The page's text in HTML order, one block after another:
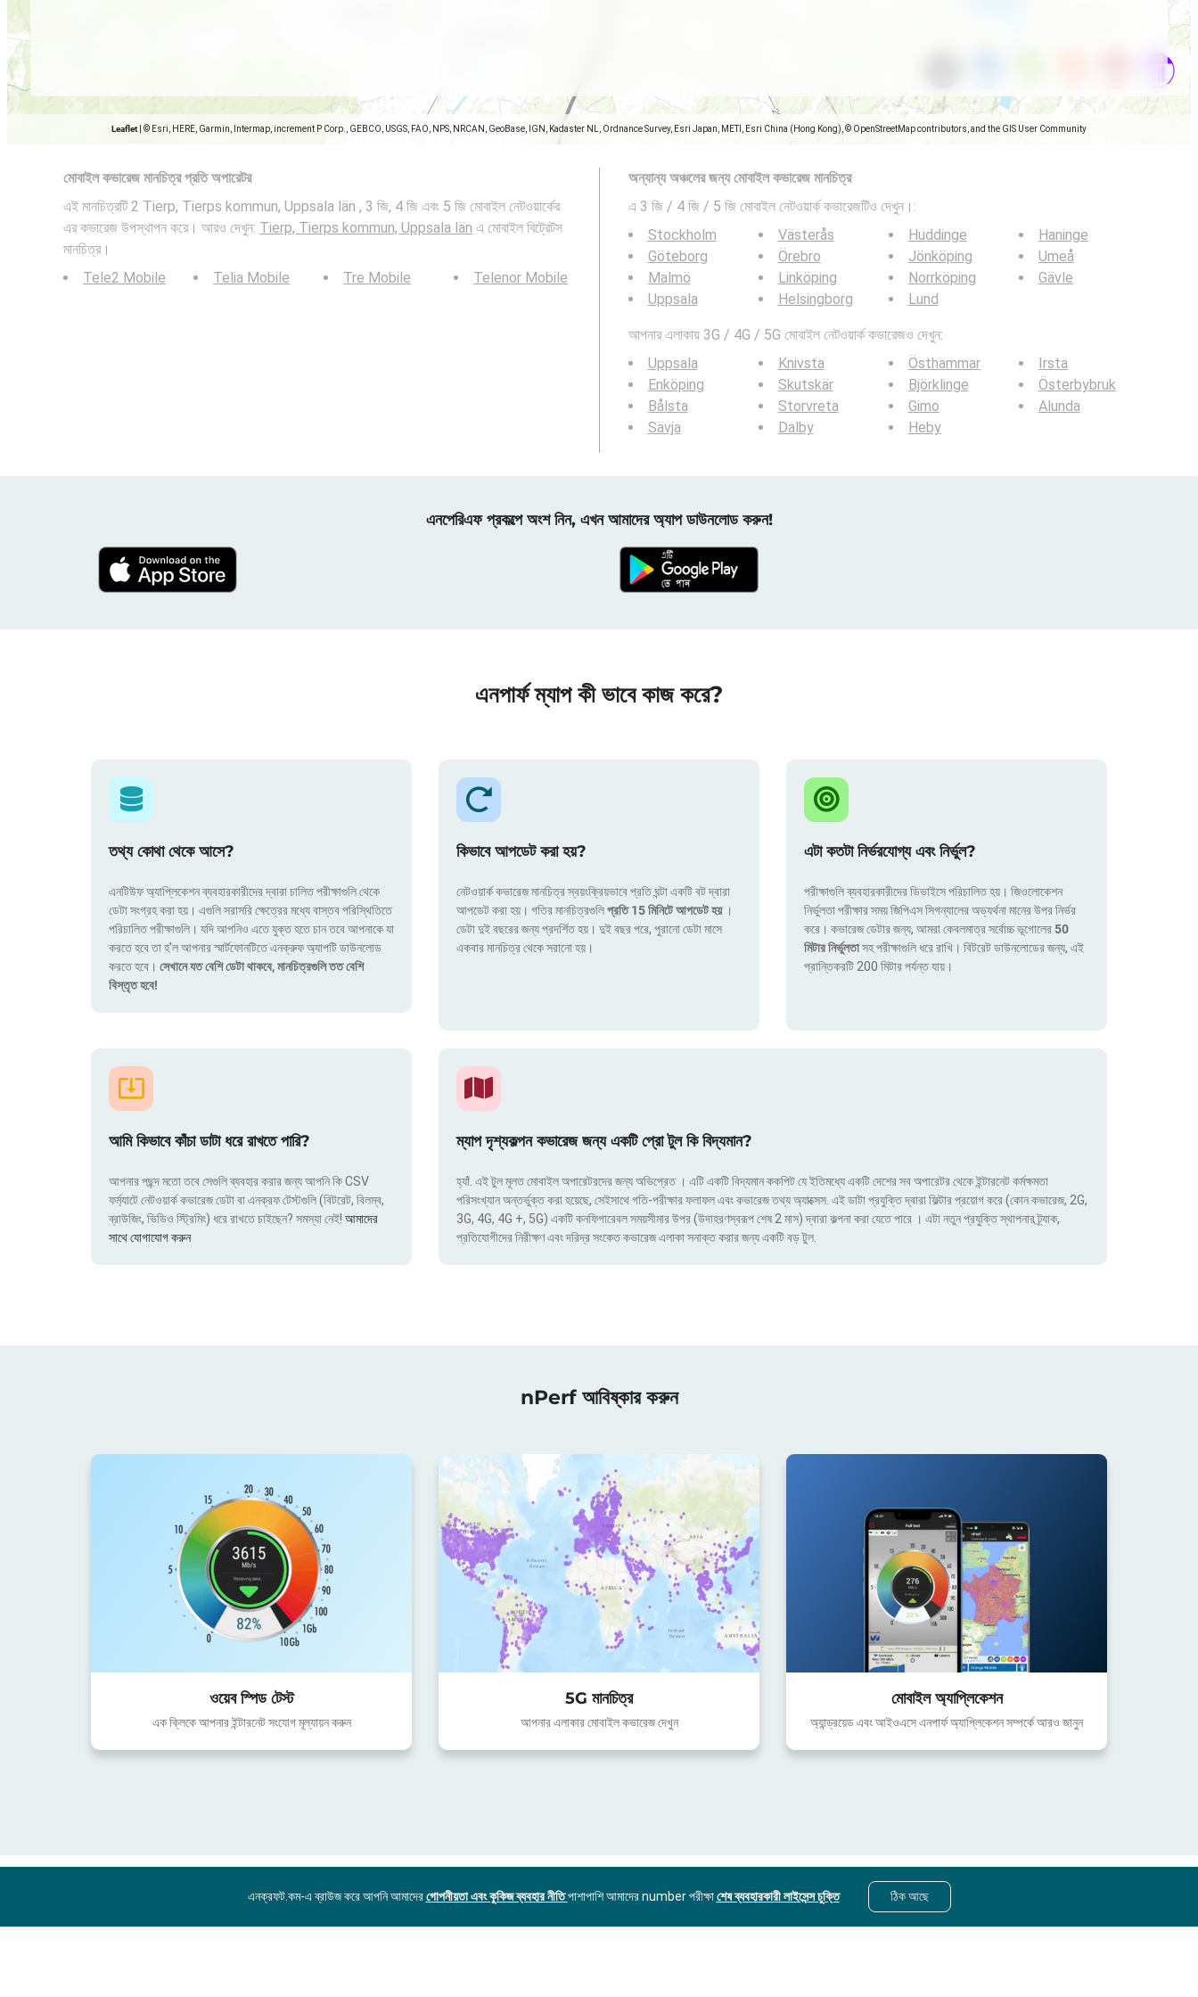
Leaflet © Esri, HERE, Garmin, Intermap, increment P Corp., GEBCO, USGS, FAO, NPS, NRCAN, GeoBase, IGN, Kadaster NL, Ordnance Survey, Esri Japan, METI, Esri China (Hong Kong), © OpenStreetMap contributors, and the GIS User Community
মোবাইল কভারেজ মানচিত্র প্রতি অপারেটর
এই মানচিত্রটি 2 Tierp, Tierps kommun, Uppsala län , 3 জি, 4 জি এবং 5 জি মোবাইল নেটওয়ার্কের
এর কভারেজ উপস্থাপন করে। আরও দেখুন: Tierp, Tierps kommun, Uppsala län এ মোবাইল বিট্রেটস
মানচিত্র।
Tele2 Mobile
Telia Mobile Tre Mobile Telenor Mobile
অন্যান্য অঞ্চলের জন্য মোবাইল কভারেজ মানচিত্র
এ 3 জি / 4 জি / 5 জি মোবাইল নেটওয়ার্ক কভারেজটিও দেখুন।:
Stockholm
Göteborg
Malmö
Uppsala
Västerås
Örebro
Linköping
Helsingborg
Huddinge
Jönköping
Norrköping
Lund
Haninge
Umeå
Gävle
আপনার এলাকায় 3G / 4G / 5G মোবাইল নেটওয়ার্ক কভারেজও দেখুন:
Uppsala
Enköping
Bålsta
Sävja
Knivsta
Skutskär
Storvreta
Dalby
Östhammar
Björklinge
Gimo
Heby
Irsta
Österbybruk
Alunda
এনপেরিএফ প্রকল্পে অংশ নিন, এখন আমাদের অ্যাপ ডাউনলোড করুন!
এনপার্ফ ম্যাপ কী ভাবে কাজ করে?
তথ্য কোথা থেকে আসে?
এনটিউফ অ্যাপ্লিকেশন ব্যবহারকারীদের দ্বারা চালিত পরীক্ষাগুলি থেকে
ডেটা সংগ্রহ করা হয়। এগুলি সরাসরি ক্ষেত্রের মধ্যে বাস্তব পরিস্থিতিতে
পরিচালিত পরীক্ষাগুলি। যদি আপনিও এতে যুক্ত হতে চান তবে আপনাকে যা
করতে হবে তা হ'ল আপনার স্মার্টফোনটিতে এনক্রুফ অ্যাপটি ডাউনলোড
করতে হবে। সেখানে যত বেশি ডেটা থাকবে, মানচিত্রগুলি তত বেশি
বিস্তৃত হবে!
কিভাবে আপডেট করা হয়?
নেটওয়ার্ক কভারেজ মানচিত্র স্বয়ংক্রিয়ভাবে প্রতি ঘন্টা একটি বট দ্বারা
আপডেট করা হয়। গতির মানচিত্রগুলিপ্রতি 15 মিনিটে আপডেট হয় ।
ডেটা দুই বছরের জন্য প্রদর্শিত হয়। দুই বছর পরে, পুরানো ডেটা মাসে
একবার মানচিত্র থেকে সরানো হয়।
এটা কতটা নির্ভরযোগ্য এবং নির্ভুল?
পরীক্ষাগুলি ব্যবহারকারীদের ডিভাইসে পরিচালিত হয়। জিওলোকেশন
নির্ভুলতা পরীক্ষার সময় জিপিএস সিগন্যালের অভ্যর্থনা মানের উপর নির্ভর
করে। কভারেজ ডেটার জন্য, আমরা কেবলমাত্র সর্বোচ্চ ভূগোলের50
মিটার নির্ভুলতাসহ পরীক্ষাগুলি ধরে রাখি। বিটরেট ডাউনলোডের জন্য, এই
প্রান্তিকরটি 200 মিটার পর্যন্ত যায়।
আমি কিভাবে কাঁচা ডাটা ধরে রাখতে পারি?
আপনার পছন্দ মতো তবে সেগুলি ব্যবহার করার জন্য আপনি কি CSV
ফর্ম্যাটে নেটওয়ার্ক কভারেজ ডেটা বা এনক্রফ টেস্টগুলি (বিটরেট, বিলম্ব,
ব্রাউজিং, ভিডিও স্ট্রিমিং) ধরে রাখতে চাইছেন? সমস্যা নেই! আমাদের
সাথে যোগাযোগ করুন
ম্যাপ দৃশ্যকল্পন কভারেজ জন্য একটি প্রো টুল কি বিদ্যমান?
হ্যাঁ. এই টুল মূলত মোবাইল অপারেটরদের জন্য অভিপ্রেত । এটি একটি বিদ্যমান ককপিট যে ইতিমধ্যে একটি দেশের সব অপারেটর থেকে ইন্টারনেট কর্মক্ষমতা
পরিসংখ্যান অন্তর্ভুক্ত করা হয়েছে, সেইসাথে গতি-পরীক্ষার ফলাফল এবং কভারেজ তথ্য অ্যাক্সেস. এই ডাটা প্রযুক্তি দ্বারা ফিল্টার প্রয়োগ করে (কোন কভারেজ, 2G,
3G, 4G, 4G +, 5G) একটি কনফিগারেবল সময়সীমার উপর (উদাহরণস্বরূপ শেষ 2 মাস) দ্বারা কল্পনা করা যেতে পারে । এটা নতুন প্রযুক্তি স্থাপনার ট্র্যাক,
প্রতিযোগীদের নিরীক্ষণ এবং দরিদ্র সংকেত কভারেজ এলাকা সনাক্ত করার জন্য একটি বড় টুল.
nPerf আবিষ্কার করুন
ওয়েব স্পিড টেস্ট
এক ক্লিকে আপনার ইন্টারনেট সংযোগ মূল্যায়ন করুন
5G মানচিত্র
আপনার এলাকার মোবাইল কভারেজ দেখুন
মোবাইল অ্যাপ্লিকেশন
অ্যান্ড্রয়েড এবং আইওএসে এনপার্ফ অ্যাপ্লিকেশন সম্পর্কে আরও জানুন
এনক্রফট.কম-এ ব্রাউজ করে আপনি আমাদেরগোপনীয়তা এবং কুকিজ ব্যবহার নীতিপাশাপাশি আমাদের number পরীক্ষাশেষ ব্যবহারকারী লাইসেন্স চুক্তি ঠিক আছে